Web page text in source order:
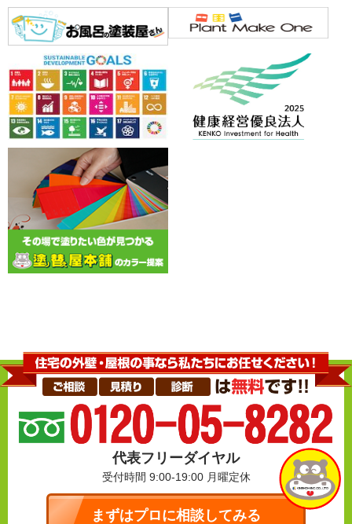
代表フリーダイヤル
受付時間 9:00-19:00 月曜定休
まずはプロに相談してみる